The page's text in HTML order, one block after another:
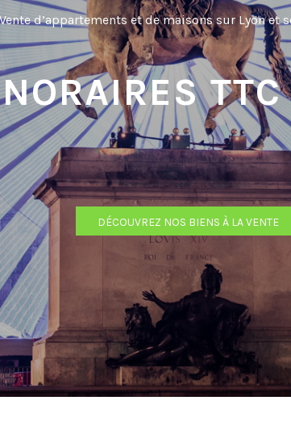
d’appartements et de maisons sur Lyon et
DÉCOUVREZ NOS BIENS À LA VENTE